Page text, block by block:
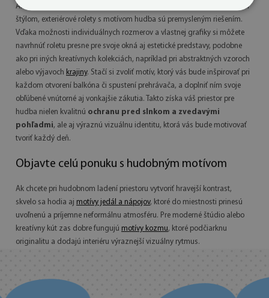
Ak hľadáte spôsob, ako prepojiť funkčné tienenie s osobitým hudobným
štýlom, exteriérové rolety s motívom hudba sú premysleným riešením.
Vďaka možnosti individuálnych rozmerov a vlastnej grafiky si môžete
navrhnúť roletu presne pre svoje okná aj estetické predstavy, podobne
ako pri iných kreatívnych kolekciách, napríklad pri abstraktných vzoroch
alebo výjavoch krajiny. Stačí si zvoliť motív, ktorý vás bude inšpirovať pri
každom otvorení balkóna či spustení prehrávača, a doplniť ním svoje
obľúbené vnútorné aj vonkajšie zákutia. Takto získa váš priestor pre
hudba nielen kvalitnú ochranu pred slnkom a zvedavými
pohľadmi, ale aj výraznú vizuálnu identitu, ktorá vás bude motivovať
tvoriť každý deň.
Objavte celú ponuku s hudobným motívom
Ak chcete pri hudobnom ladení priestoru vytvoriť hravejší kontrast,
skvelo sa hodia aj motívy jedál a nápojov, ktoré do miestnosti prinesú
uvoľnenú a príjemne neformálnu atmosféru. Pre moderné štúdio alebo
kreatívny kút zas dobre fungujú motívy kozmu, ktoré podčiarknu
originalitu a dodajú interiéru výraznejší vizuálny rytmus.